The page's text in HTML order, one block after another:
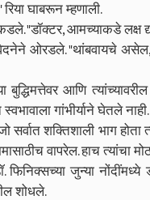
घाबरून म्हणाली.
"डॉक्टर, आमच्याकडे लक्ष
ओरडले. "थांबवायचे
बुद्धिमत्तेवर आणि
गांभीर्याने घेतले नाही.
शक्तिशाली भाग होता
वापरेल. हाच त्यांचा
फिनिक्सच्या जुन्या
शोधले.